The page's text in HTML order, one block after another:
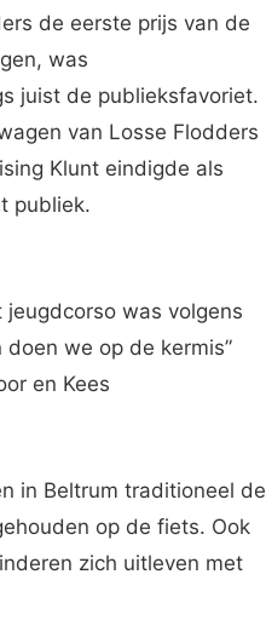
de eerste prijs van de
was
juist de publieksfavoriet.
van Losse Flodders
Klunt eindigde als
publiek.
was volgens
doen we op de kermis”
en Kees
in Beltrum traditioneel de
op de fiets. Ook
zich uitleven met